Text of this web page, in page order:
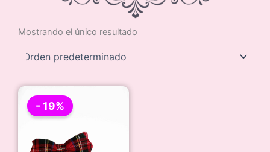
Mostrando el único resultado
- 19%